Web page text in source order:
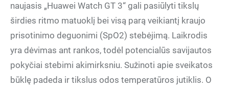
naujasis „Huawei Watch GT 3“ gali pasiūlyti tikslų
širdies ritmo matuoklį bei visą parą veikiantį kraujo
prisotinimo deguonimi (SpO2) stebėjimą. Laikrodis
yra dėvimas ant rankos, todėl potencialūs savijautos
pokyčiai stebimi akimirksniu. Sužinoti apie sveikatos
būklę padeda ir tikslus odos temperatūros jutiklis. O